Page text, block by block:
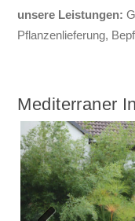
unsere Leistungen:
Pflanzenlieferung,
Mediterraner